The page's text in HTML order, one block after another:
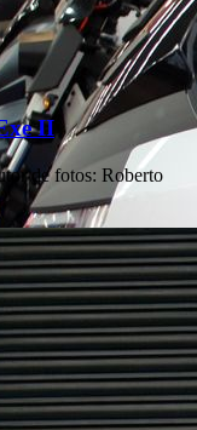
II
de fotos: Roberto